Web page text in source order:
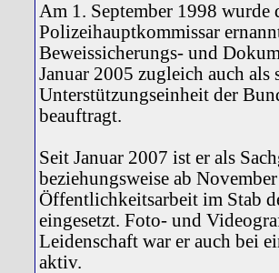
Am 1. September 1998
Polizeihauptkommissar
Beweissicherungs- und
Januar 2005 zugleich auch
Unterstützungseinheit der
beauftragt.
Seit Januar 2007 ist er als
beziehungsweise ab
Öffentlichkeitsarbeit im Stab
eingesetzt. Foto- und
Leidenschaft war er auch bei
aktiv.